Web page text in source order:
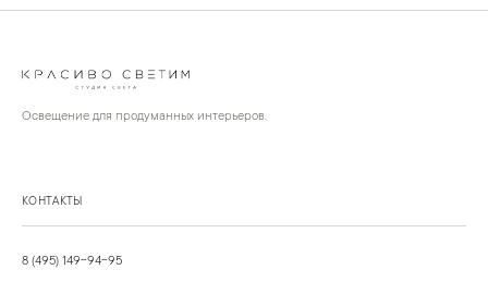
Освещение для продуманных интерьеров.
КОНТАКТЫ
8 (495) 149-94-95